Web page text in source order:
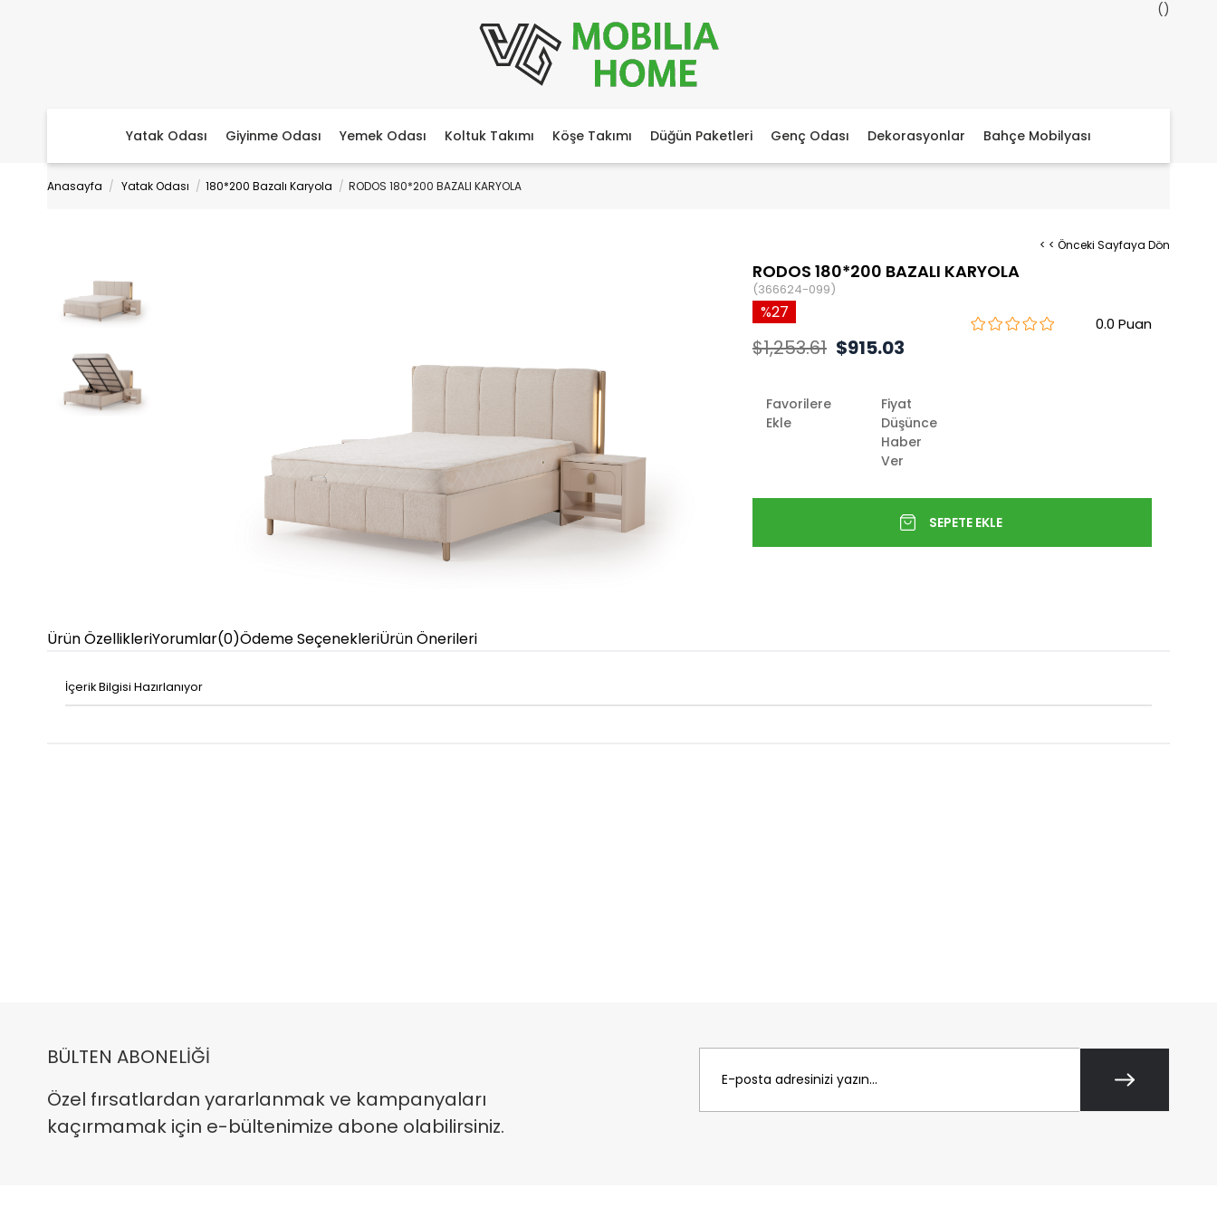
Yatak Odası Giyinme Odası Yemek Odası Koltuk Takımı Köşe Takımı Düğün Paketleri Genç Odası Dekorasyonlar Bahçe Mobilyası
Anasayfa Yatak Odası 180*200 Bazalı Karyola RODOS 180*200 BAZALI KARYOLA
< < Önceki Sayfaya Dön
RODOS 180*200 BAZALI KARYOLA
(366624-099)
0.0
27
$1,253.61 $915.03
Favorilere
Ekle
Fiyat
Düşünce
Haber
Ver
Ürün ÖzellikleriYorumlar(0)Ödeme SeçenekleriÜrün Önerileri
İçerik Bilgisi Hazırlanıyor
BÜLTEN ABONELİĞİ
Özel fırsatlardan yararlanmak ve kampanyaları
kaçırmamak için e-bültenimize abone olabilirsiniz.